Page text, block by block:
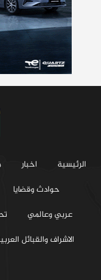
الرئيسية اخبار
حوادث وقضايا
عربي وعالمي
الاشراف والقبائل